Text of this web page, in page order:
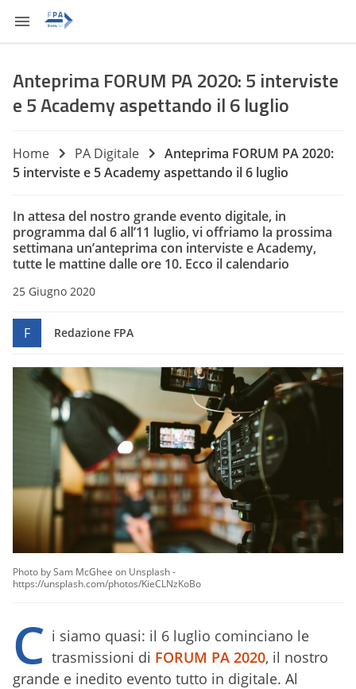
Anteprima FORUM PA 2020: 5 interviste
e 5 Academy aspettando il 6 luglio
Home PA Digitale
Anteprima FORUM PA 2020:
5 interviste e 5 Academy aspettando il 6 luglio
In attesa del nostro grande evento digitale, in
programma dal 6 all’11 luglio, vi offriamo la prossima
settimana un’anteprima con interviste e Academy,
tutte le mattine dalle ore 10. Ecco il calendario
25 Giugno 2020
F Redazione FPA
Photo by Sam McGhee on Unsplash -
https://unsplash.com/photos/KieCLNzKoBo
C i siamo quasi: il 6 luglio cominciano le
trasmissioni di FORUM PA 2020, il nostro
grande e inedito evento tutto in digitale. Al